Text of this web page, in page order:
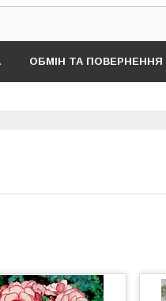
ОБМІН ТА ПОВЕРНЕННЯ